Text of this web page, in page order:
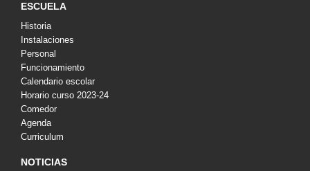
ESCUELA
Historia
Instalaciones
Personal
Funcionamiento
Calendario escolar
Horario curso 2023-24
Comedor
Agenda
Curriculum
NOTICIAS